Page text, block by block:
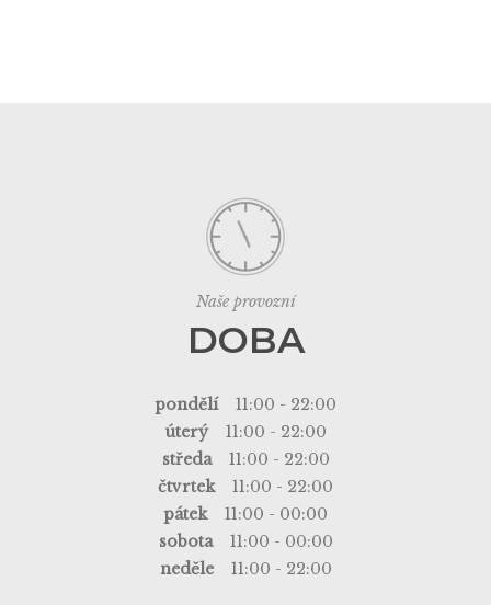
DOBA
Naše provozní
pondělí
11:00 - 22:00
úterý
11:00 - 22:00
středa
11:00 - 22:00
čtvrtek
11:00 - 22:00
pátek
11:00 - 00:00
sobota
11:00 - 00:00
neděle
11:00 - 22:00